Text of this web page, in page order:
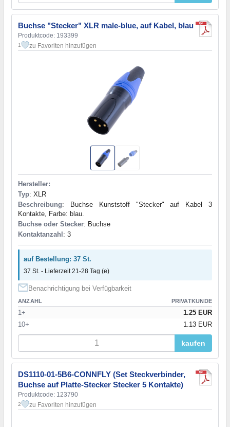
Buchse "Stecker" XLR male-blue, auf Kabel, blau
Produktcode: 193399
1 zu Favoriten hinzufügen
Hersteller:
Typ: XLR
Beschreibung: Buchse Kunststoff "Stecker" auf Kabel 3
Kontakte, Farbe: blau.
Buchse oder Stecker: Buchse
Kontaktanzahl : 3
auf Bestellung: 37 St.
37 St. - Lieferzeit 21-28 Tag (e)
Benachrichtigung bei Verfügbarkeit
ANZAHL PRIVATKUNDE
1+
1.25 EUR
10+
1.13 EUR
kaufen
DS1110-01-5B6-CONNFLY (Set Steckverbinder,
Buchse auf Platte-Stecker Stecker 5 Kontakte)
Produktcode: 123790
2 zu Favoriten hinzufügen